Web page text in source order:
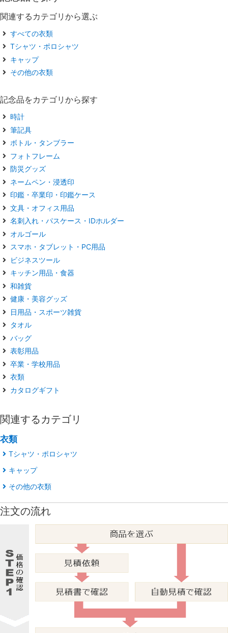
関連するカテゴリから選ぶ
すべての衣類
Tシャツ・ポロシャツ
キャップ
その他の衣類
記念品をカテゴリから探す
時計
筆記具
ボトル・タンブラー
フォトフレーム
防災グッズ
ネームペン・浸透印
印鑑・卒業印・印鑑ケース
文具・オフィス用品
名刺入れ・パスケース・IDホルダー
オルゴール
スマホ・タブレット・PC用品
ビジネスツール
キッチン用品・食器
和雑貨
健康・美容グッズ
日用品・スポーツ雑貨
タオル
バッグ
表彰用品
卒業・学校用品
衣類
カタログギフト
関連するカテゴリ
衣類
Tシャツ・ポロシャツ
キャップ
その他の衣類
注文の流れ